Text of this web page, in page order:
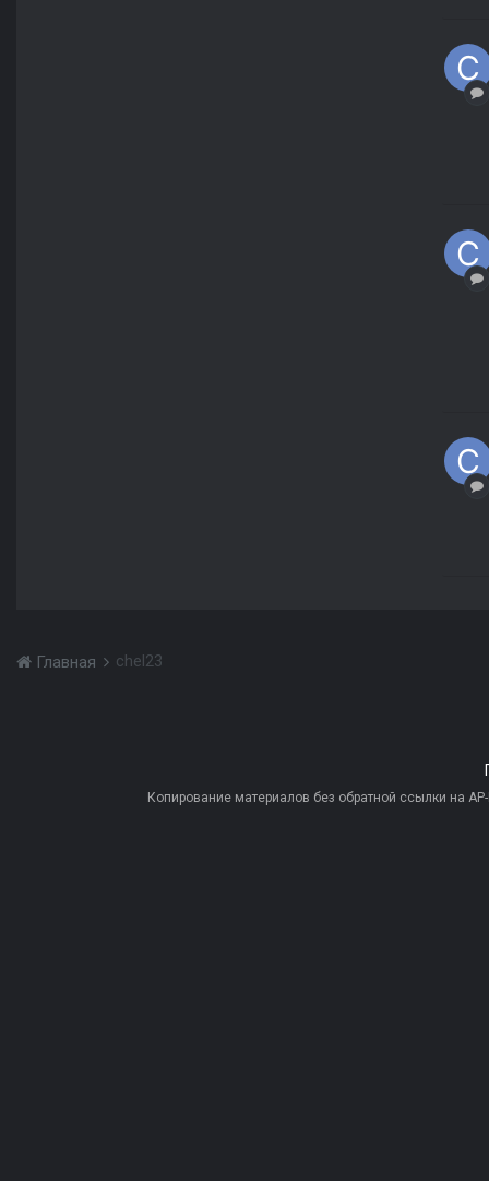
Главная chel23
Копирование материалов без обратной ссылки на